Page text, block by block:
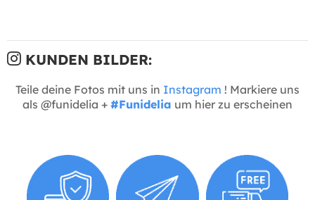
KUNDEN BILDER:
Teile deine Fotos mit uns in Instagram ! Markiere uns
als @funidelia + #Funidelia um hier zu erscheinen